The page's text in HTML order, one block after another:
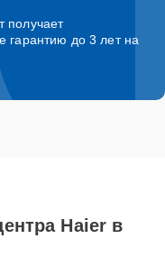
получает
гарантию до 3 лет на
Haier в